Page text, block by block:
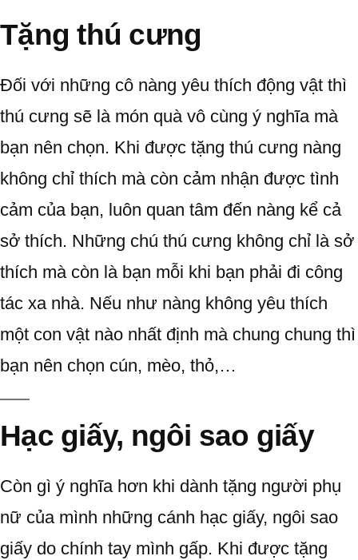
Tặng thú cưng
Đối với những cô nàng yêu thích động vật thì
thú cưng sẽ là món quà vô cùng ý nghĩa mà
bạn nên chọn. Khi được tặng thú cưng nàng
không chỉ thích mà còn cảm nhận được tình
cảm của bạn, luôn quan tâm đến nàng kể cả
sở thích. Những chú thú cưng không chỉ là sở
thích mà còn là bạn mỗi khi bạn phải đi công
tác xa nhà. Nếu như nàng không yêu thích
một con vật nào nhất định mà chung chung thì
bạn nên chọn cún, mèo, thỏ,…
Hạc giấy, ngôi sao giấy
Còn gì ý nghĩa hơn khi dành tặng người phụ
nữ của mình những cánh hạc giấy, ngôi sao
giấy do chính tay mình gấp. Khi được tặng